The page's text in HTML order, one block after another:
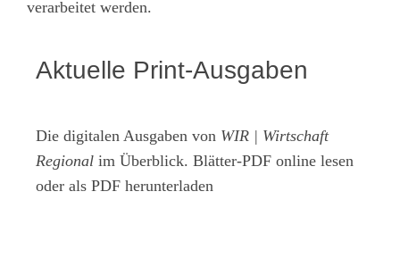
verarbeitet werden.
Aktuelle Print-Ausgaben
Die digitalen Ausgaben von WIR | Wirtschaft
Regional im Überblick. Blätter-PDF online lesen
oder als PDF herunterladen